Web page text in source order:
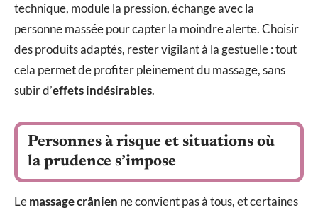
technique, module la pression, échange avec la
personne massée pour capter la moindre alerte. Choisir
des produits adaptés, rester vigilant à la gestuelle : tout
cela permet de profiter pleinement du massage, sans
subir d’effets indésirables.
Personnes à risque et situations où
la prudence s’impose
Lemassage crânien ne convient pas à tous, et certaines